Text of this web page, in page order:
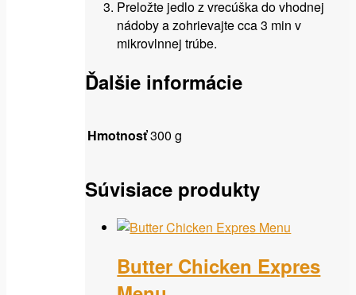
Preložte jedlo z vrecúška do vhodnej
nádoby a zohrievajte cca 3 min v
mikrovlnnej trúbe.
Ďalšie informácie
Hmotnosť300 g
Súvisiace produkty
Butter Chicken Expres